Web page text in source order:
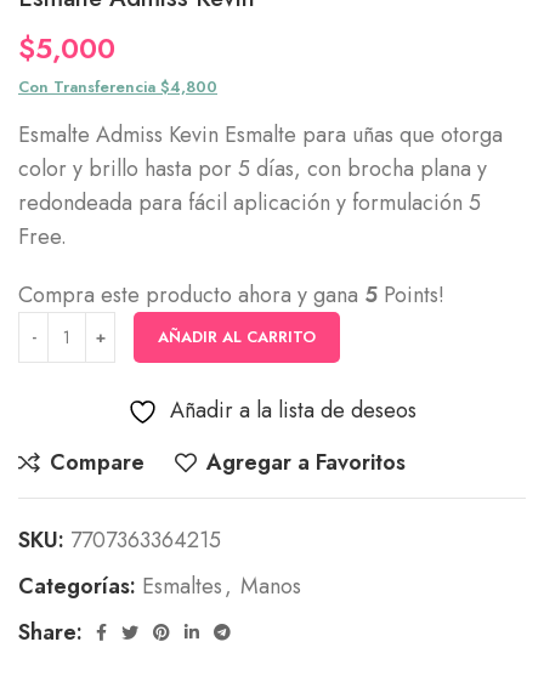
$5,000
Con Transferencia $4,800
Esmalte Admiss Kevin Esmalte para uñas que otorga
color y brillo hasta por 5 días, con brocha plana y
redondeada para fácil aplicación y formulación 5
Free.
Compra este producto ahora y gana 5 Points!
AÑADIR AL CARRITO
Añadir a la lista de deseos
Compare
Agregar a Favoritos
SKU: 7707363364215
Categorías: Esmaltes, Manos
Share: